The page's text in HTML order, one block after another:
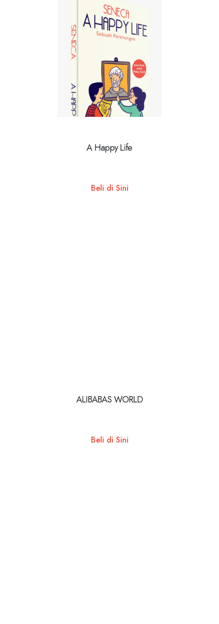
A Happy Life
Beli di Sini
ALIBABAS WORLD
Beli di Sini